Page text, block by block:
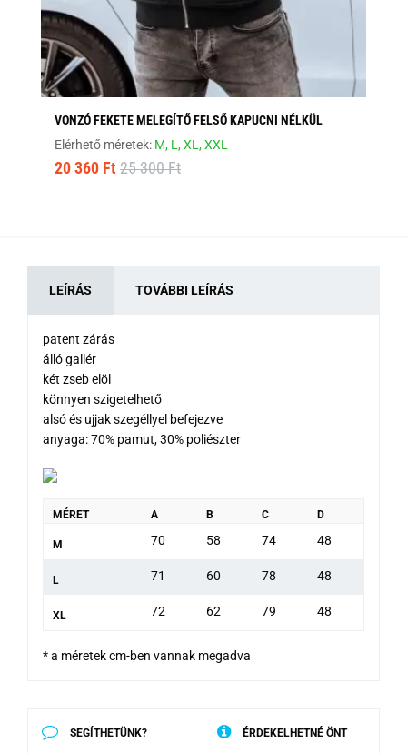
VONZÓ FEKETE MELEGÍTŐ FELSŐ KAPUCNI NÉLKÜL
Elérhető méretek: M, L,XL,XXL
20 360 Ft 25 300 Ft
LEÍRÁS TOVÁBBI LEÍRÁS
patent zárás
álló gallér
két zseb elöl
könnyen szigetelhető
alsó és ujjak szegéllyel befejezve
anyaga: 70% pamut, 30% poliészter
MÉRET A B C D
M 70 58 74 48
L 71 60 78 48
XL 72 62 79 48
* a méretek cm-ben vannak megadva
SEGÍTHETÜNK? ÉRDEKELHETNÉ ÖNT